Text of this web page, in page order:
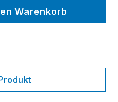
Warenkorb